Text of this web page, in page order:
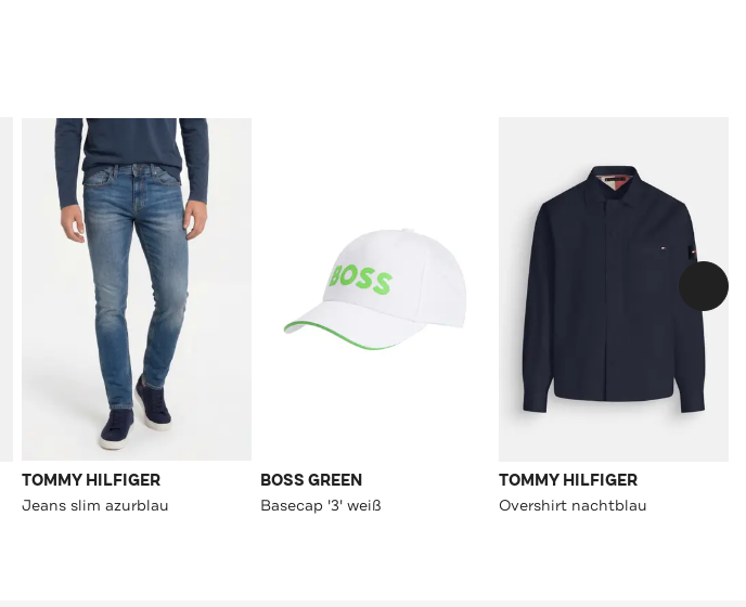
TOMMY HILFIGER
Jeans slim azurblau
BOSS GREEN
Basecap '3' weiß
TOMMY HILFIGER
Overshirt nachtblau